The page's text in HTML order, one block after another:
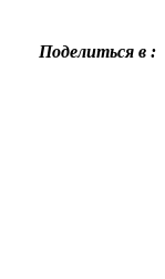
Поделиться в :